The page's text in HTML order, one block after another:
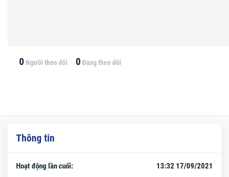
0 Người theo dõi 0Đang theo dõi
Thông tin
Hoạt động lần cuối:
13:32 17/09/2021